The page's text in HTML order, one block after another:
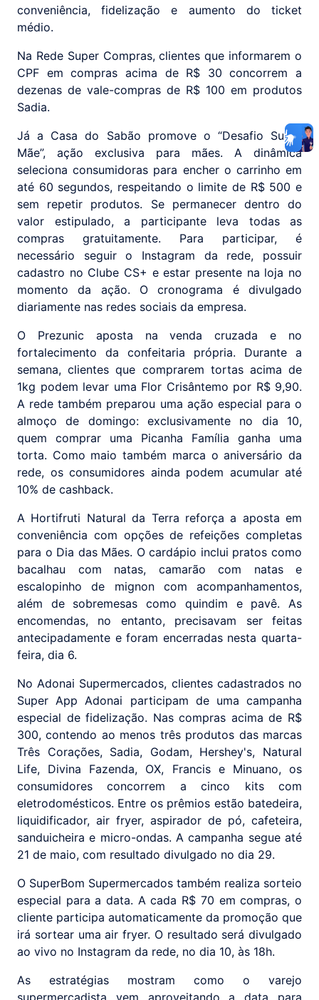
conveniência, fidelização e aumento do ticket
médio.
Na Rede Super Compras, clientes que informarem o
CPF em compras acima de R$ 30 concorrem a
dezenas de vale-compras de R$ 100 em produtos
Sadia.
Já a Casa do Sabão promove o “Desafio Super
Mãe”, ação exclusiva para mães. A dinâmica
seleciona consumidoras para encher o carrinho em
até 60 segundos, respeitando o limite de R$ 500 e
sem repetir produtos. Se permanecer dentro do
valor estipulado, a participante leva todas as
compras gratuitamente. Para participar, é
necessário seguir o Instagram da rede, possuir
cadastro no Clube CS+ e estar presente na loja no
momento da ação. O cronograma é divulgado
diariamente nas redes sociais da empresa.
O Prezunic aposta na venda cruzada e no
fortalecimento da confeitaria própria. Durante a
semana, clientes que comprarem tortas acima de
1kg podem levar uma Flor Crisântemo por R$ 9,90.
A rede também preparou uma ação especial para o
almoço de domingo: exclusivamente no dia 10,
quem comprar uma Picanha Família ganha uma
torta. Como maio também marca o aniversário da
rede, os consumidores ainda podem acumular até
10% de cashback.
A Hortifruti Natural da Terra reforça a aposta em
conveniência com opções de refeições completas
para o Dia das Mães. O cardápio inclui pratos como
bacalhau com natas, camarão com natas e
escalopinho de mignon com acompanhamentos,
além de sobremesas como quindim e pavê. As
encomendas, no entanto, precisavam ser feitas
antecipadamente e foram encerradas nesta quarta-
feira, dia 6.
No Adonai Supermercados, clientes cadastrados no
Super App Adonai participam de uma campanha
especial de fidelização. Nas compras acima de R$
300, contendo ao menos três produtos das marcas
Três Corações, Sadia, Godam, Hershey's, Natural
Life, Divina Fazenda, OX, Francis e Minuano, os
consumidores concorrem a cinco kits com
eletrodomésticos. Entre os prêmios estão batedeira,
liquidificador, air fryer, aspirador de pó, cafeteira,
sanduicheira e micro-ondas. A campanha segue até
21 de maio, com resultado divulgado no dia 29.
O SuperBom Supermercados também realiza sorteio
especial para a data. A cada R$ 70 em compras, o
cliente participa automaticamente da promoção que
irá sortear uma air fryer. O resultado será divulgado
ao vivo no Instagram da rede, no dia 10, às 18h.
As estratégias mostram como o varejo
supermercadista vem aproveitando a data para